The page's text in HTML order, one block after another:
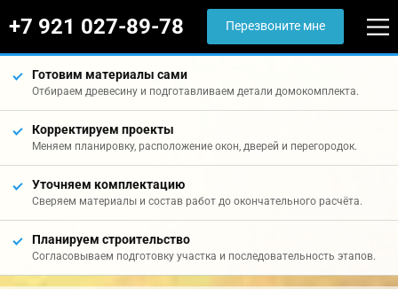
+7 921 027-89-78 Перезвоните мне
Готовим материалы сами
Отбираем древесину и подготавливаем детали домокомплекта.
Корректируем проекты
Меняем планировку, расположение окон, дверей и перегородок.
Уточняем комплектацию
Сверяем материалы и состав работ до окончательного расчёта.
Планируем строительство
Согласовываем подготовку участка и последовательность этапов.